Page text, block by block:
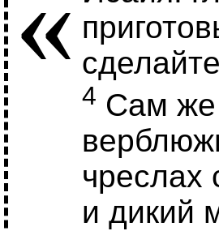
4 Сам же
чреслах
и дикий